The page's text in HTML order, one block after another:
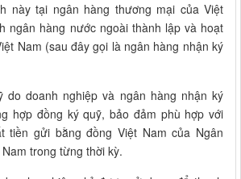
này tại ngân hàng thương mại của Việt
ngân hàng nước ngoài thành lập và hoạt
Nam (sau đây gọi là ngân hàng nhận ký
do doanh nghiệp và ngân hàng nhận ký
hợp đồng ký quỹ, bảo đảm phù hợp với
tiền gửi bằng đồng Việt Nam của Ngân
trong từng thời kỳ.